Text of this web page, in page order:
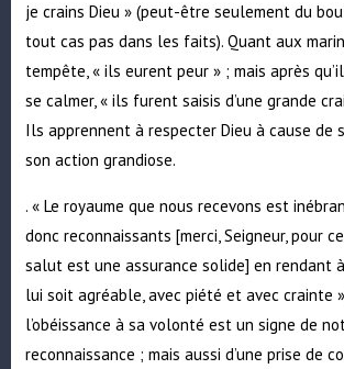
je crains Dieu » (peut-être seulement du
tout cas pas dans les faits). Quant aux
tempête, « ils eurent peur » ; mais après
se calmer, « ils furent saisis d’une grande
Ils apprennent à respecter Dieu à cause de
son action grandiose.
. « Le royaume que nous recevons est
donc reconnaissants [merci, Seigneur, pour
salut est une assurance solide] en rendant
lui soit agréable, avec piété et avec crainte
l’obéissance à sa volonté est un signe de
reconnaissance ; mais aussi d’une prise de